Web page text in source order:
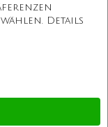
Details